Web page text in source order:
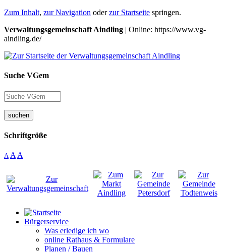
Zum Inhalt, zur Navigation oderzur Startseite springen.
Verwaltungsgemeinschaft Aindling | Online: https://www.vg-
aindling.de/
Suche VGem
suchen
Schriftgröße
A A A
Bürgerservice
Was erledige ich wo
online Rathaus & Formulare
Planen / Bauen